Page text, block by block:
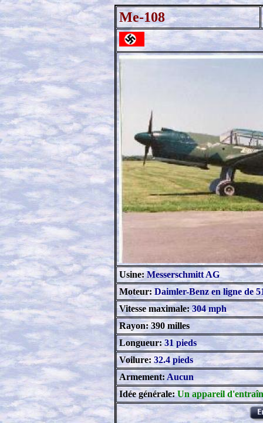
Me-108
Usine:Messerschmitt AG
Moteur: Daimler-Benz en ligne de
Vitesse maximale:304 mph
Rayon: 390 milles
Longueur:31 pieds
Voilure: 32.4 pieds
Armement: Aucun
Idée générale:Un appareil